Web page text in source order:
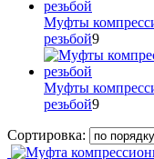
Муфты
резьбой9
Муфты
резьбой9
Сортировка: